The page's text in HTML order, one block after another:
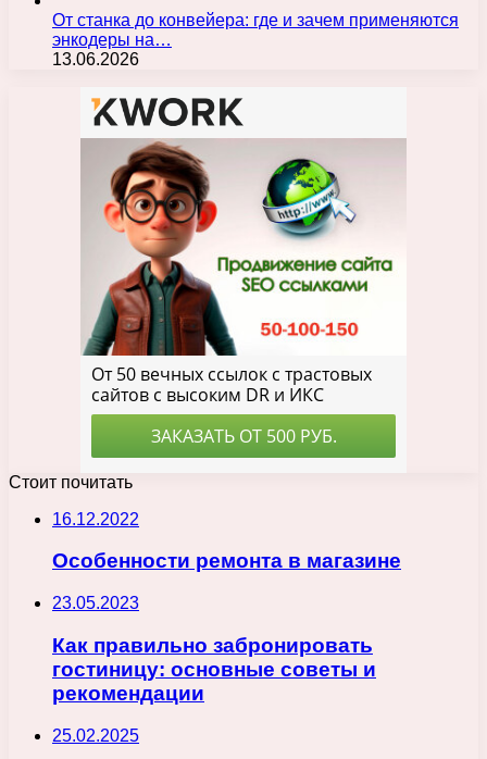
От станка до конвейера: где и зачем применяются
энкодеры на…
13.06.2026
Стоит почитать
16.12.2022
Особенности ремонта в магазине
23.05.2023
Как правильно забронировать
гостиницу: основные советы и
рекомендации
25.02.2025